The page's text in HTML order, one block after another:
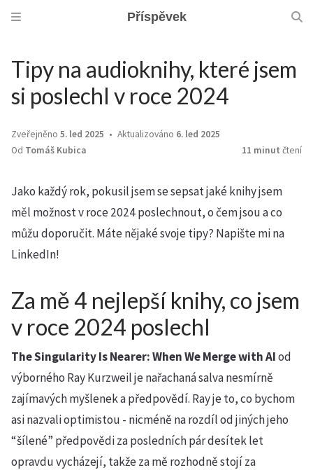
Příspěvek
Tipy na audioknihy, které jsem
si poslechl v roce 2024
Zveřejněno 5. led 2025 Aktualizováno 6. led 2025
Od Tomáš Kubica 11 minut čtení
Jako každý rok, pokusil jsem se sepsat jaké knihy jsem
měl možnost v roce 2024 poslechnout, o čem jsou a co
můžu doporučit. Máte nějaké svoje tipy? Napište mi na
LinkedIn!
Za mě 4 nejlepší knihy, co jsem
v roce 2024 poslechl
The Singularity Is Nearer: When We Merge with AIod
výborného Ray Kurzweil je nařachaná salva nesmírně
zajímavých myšlenek a předpovědí. Ray je to, co bychom
asi nazvali optimistou - nicméně na rozdíl od jiných jeho
“šílené” předpovědi za posledních pár desítek let
opravdu vycházejí, takže za mě rozhodně stojí za